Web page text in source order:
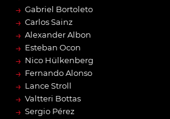
→ Gabriel Bortoleto
→ Carlos Sainz
→ Alexander Albon
→ Esteban Ocon
→ Nico Hülkenberg
→ Fernando Alonso
→ Lance Stroll
→ Valtteri Bottas
→ Sergio Pérez